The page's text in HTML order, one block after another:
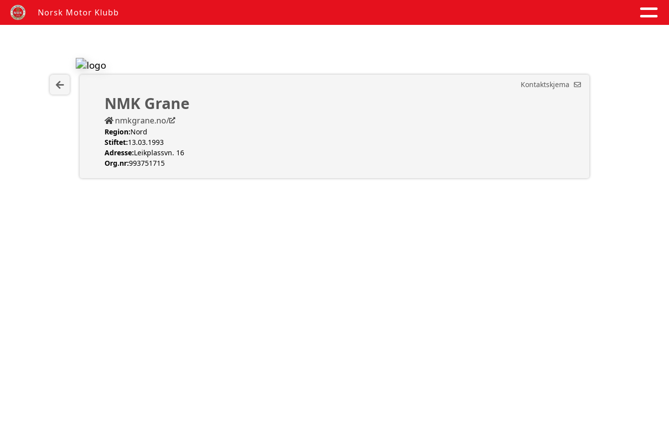
Norsk Motor Klubb
Kontaktskjema
NMK Grane
nmkgrane.no/
Region:Nord
Stiftet:13.03.1993
Adresse:Leikplassvn. 16
Org.nr:993751715